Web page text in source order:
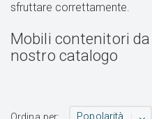
sfruttare correttamente.
Mobili contenitori
nostro catalogo